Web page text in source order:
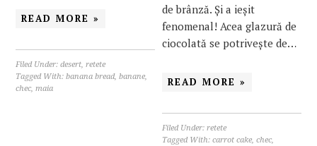
READ MORE »
Filed Under:desert,retete
Tagged With:banana bread,banane,
chec,maia
de brânză. Și a ieșit
fenomenal! Acea glazură de
ciocolată se potrivește de…
READ MORE »
Filed Under:retete
Tagged With:carrot cake,chec,